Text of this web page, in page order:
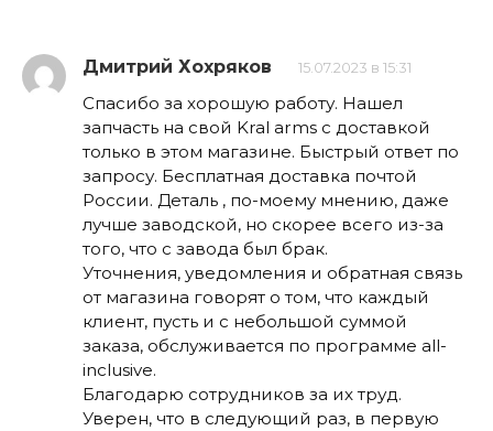
Дмитрий Хохряков 15.07.2023 в 15:31
Спасибо за хорошую работу. Нашел
запчасть на свой Kral arms с доставкой
только в этом магазине. Быстрый ответ по
запросу. Бесплатная доставка почтой
России. Деталь , по-моему мнению, даже
лучше заводской, но скорее всего из-за
того, что с завода был брак.
Уточнения, уведомления и обратная связь
от магазина говорят о том, что каждый
клиент, пусть и с небольшой суммой
заказа, обслуживается по программе all-
inclusive.
Благодарю сотрудников за их труд.
Уверен, что в следующий раз, в первую